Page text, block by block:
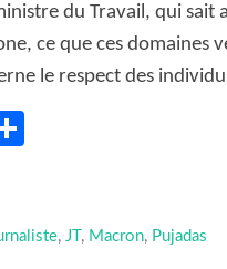
du Travail, qui sait
ce que ces domaines
le respect des
, JT , Macron, Pujadas